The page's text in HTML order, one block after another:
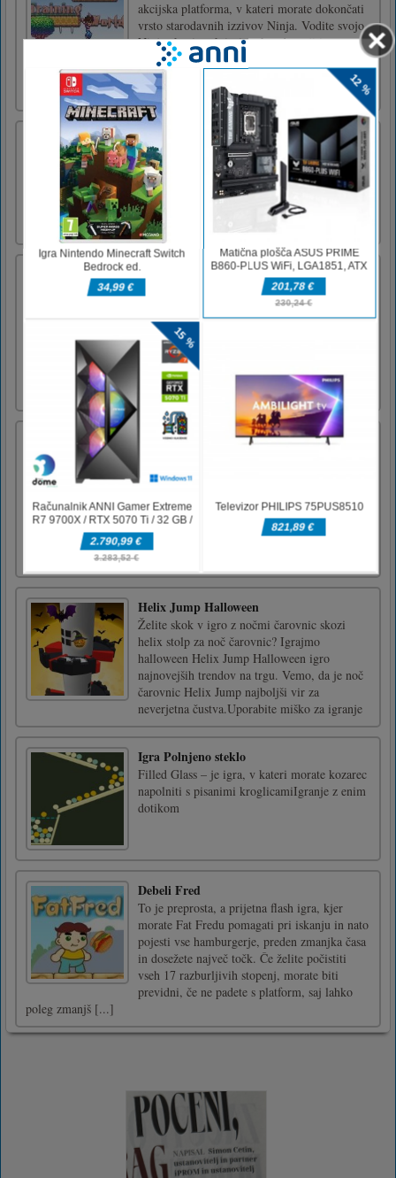
akcijska platforma, v kateri morate dokončati
vrsto starodavnih izzivov Ninja. Vodite svojo
Ninjo skozi vsak izziv tako, da se ji izognete
in premagate sovražnike, skačete s stene na
steno, kockajte pod trni in zbirajte zlatnike.
Za najviš [...]
Call to Action Multiplayer
Call to Action Multiplayer features next-gen
graphics and big arsenal of modern weapons
to shoot rival players on different highly
detailed maps.WASD - Move Mouse - Shoot
R - Reload B - Buy weapons
Stickman Dash
Stickman Dash je zanimiva morilska igra. Ti
si pogumen ninja. Tokrat vas pošiljamo v
fundacijo kriminalcev. Moraš jih zrušiti.
Uporabite odboj stene, da se izognete
napadom sovražnikov. Dali vam bomo
najostrejši meč, lahko pa ga tudi izboljšate.
Čakamo na vaše dobre novice!povlec [...]
Dolgo krilo 3d
deklice in fante. V tej igri morate teči po
volnene kroglice, da bi podaljšali svoje krilo.
Daljše kot je vaše krilo, več boste nagrajeni.
Zberite dodatne dragulje, da nadgradite svoja
Helix Jump Halloween
Želite skok v igro z nočmi čarovnic skozi
helix stolp za noč čarovnic? Igrajmo
halloween Helix Jump Halloween igro
najnovejših trendov na trgu. Vemo, da je noč
čarovnic Helix Jump najboljši vir za
neverjetna čustva.Uporabite miško za igranje
Igra Polnjeno steklo
Filled Glass – je igra, v kateri morate kozarec
napolniti s pisanimi kroglicamiIgranje z enim
dotikom
Debeli Fred
To je preprosta, a prijetna flash igra, kjer
morate Fat Fredu pomagati pri iskanju in nato
pojesti vse hamburgerje, preden zmanjka časa
in dosežete največ točk. Če želite počistiti
vseh 17 razburljivih stopenj, morate biti
previdni, če ne padete s platform, saj lahko
poleg zmanjš [...]